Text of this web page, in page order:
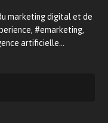
marketing digital et de
#emarketing,
artificielle…